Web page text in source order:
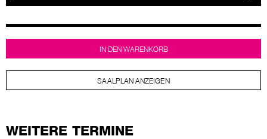
SAALPLAN ANZEIGEN
WEITERE TERMINE